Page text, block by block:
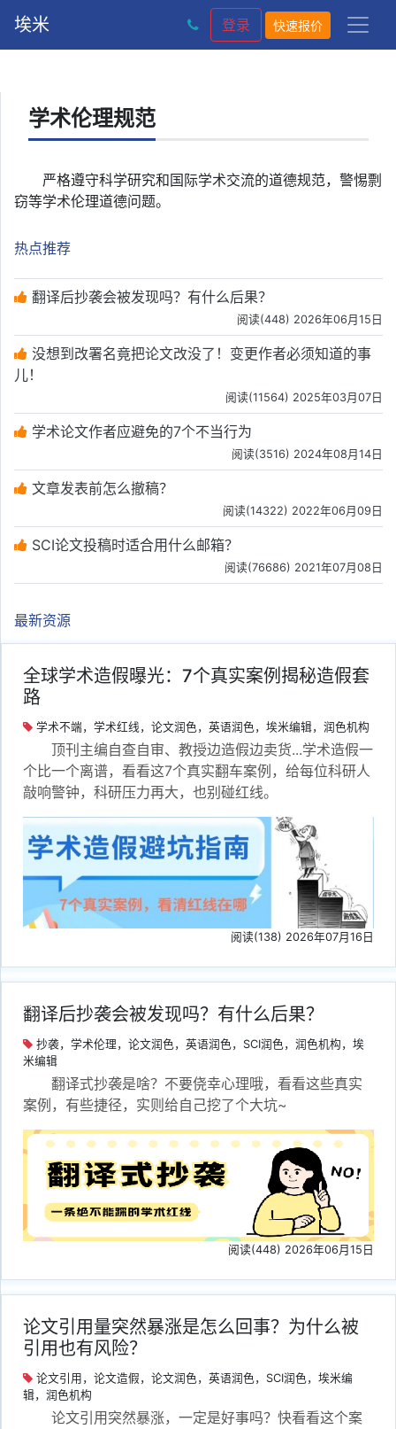
埃米 登录 快速报价
学术伦理规范
严格遵守科学研究和国际学术交流的道德规范，警惕剽
窃等学术伦理道德问题。
热点推荐
翻译后抄袭会被发现吗？有什么后果？
阅读(448) 2026年06月15日
没想到改署名竟把论文改没了！变更作者必须知道的事
儿！
阅读(11564) 2025年03月07日
学术论文作者应避免的7个不当行为
阅读(3516) 2024年08月14日
文章发表前怎么撤稿？
阅读(14322) 2022年06月09日
SCI论文投稿时适合用什么邮箱？
阅读(76686) 2021年07月08日
最新资源
全球学术造假曝光：7个真实案例揭秘造假套
路
学术不端，学术红线，论文润色，英语润色，埃米编辑，润色机构
顶刊主编自查自审、教授边造假边卖货...学术造假一
个比一个离谱，看看这7个真实翻车案例，给每位科研人
敲响警钟，科研压力再大，也别碰红线。
阅读(138) 2026年07月16日
翻译后抄袭会被发现吗？有什么后果？
抄袭，学术伦理，论文润色，英语润色，SCI润色，润色机构，埃
米编辑
翻译式抄袭是啥？不要侥幸心理哦，看看这些真实
案例，有些捷径，实则给自己挖了个大坑~
阅读(448) 2026年06月15日
论文引用量突然暴涨是怎么回事？为什么被
引用也有风险？
论文引用，论文造假，论文润色，英语润色，SCI润色，埃米编
辑，润色机构
论文引用突然暴涨，一定是好事吗？快看看这个案